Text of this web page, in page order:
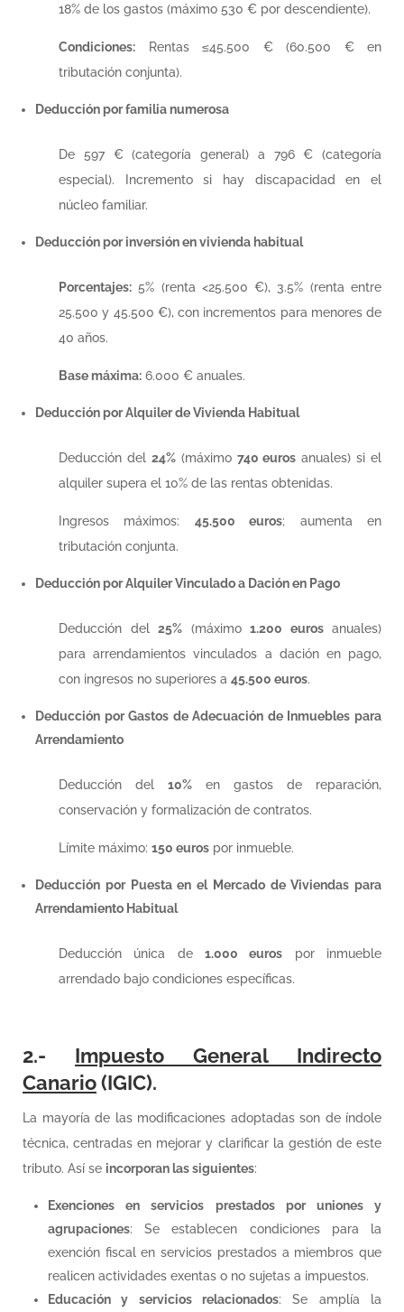
18% de los gastos (máximo 530 € por descendiente).
Condiciones: Rentas ≤45.500 € (60.500 € en
tributación conjunta).
Deducción por familia numerosa
De 597 € (categoría general) a 796 € (categoría
especial). Incremento si hay discapacidad en el
núcleo familiar.
Deducción por inversión en vivienda habitual
Porcentajes: 5% (renta <25.500 €), 3.5% (renta entre
25.500 y 45.500 €), con incrementos para menores de
40 años.
Base máxima: 6.000 € anuales.
Deducción por Alquiler de Vivienda Habitual
Deducción del 24%(máximo 740 euros anuales) si el
alquiler supera el 10% de las rentas obtenidas.
Ingresos máximos: 45.500 euros; aumenta en
tributación conjunta.
Deducción por Alquiler Vinculado a Dación en Pago
Deducción del 25% (máximo 1.200 eurosanuales)
para arrendamientos vinculados a dación en pago,
con ingresos no superiores a 45.500 euros.
Deducción por Gastos de Adecuación de Inmuebles para
Arrendamiento
Deducción del 10% en gastos de reparación,
conservación y formalización de contratos.
Límite máximo: 150 euros por inmueble.
Deducción por Puesta en el Mercado de Viviendas para
Arrendamiento Habitual
Deducción única de 1.000 euros por inmueble
arrendado bajo condiciones específicas.
2.- Impuesto General Indirecto
Canario(IGIC).
La mayoría de las modificaciones adoptadas son de índole
técnica, centradas en mejorar y clarificar la gestión de este
tributo. Así se incorporan las siguientes:
Exenciones en servicios prestados por uniones y
agrupaciones: Se establecen condiciones para la
exención fiscal en servicios prestados a miembros que
realicen actividades exentas o no sujetas a impuestos.
Educación y servicios relacionados: Se amplía la